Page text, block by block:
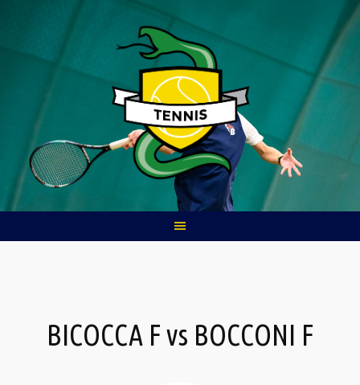
BICOCCA F vs BOCCONI F